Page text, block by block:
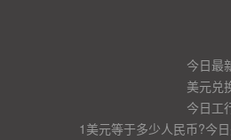
今日最
美元兑
今日工
1美元等于多少人民币?今